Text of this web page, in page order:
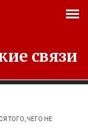
связи
ТОГО, ЧЕГО НЕ